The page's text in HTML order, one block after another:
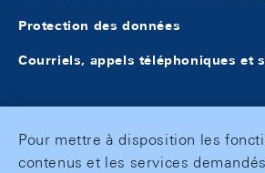
Protection des données
Courriels, appels téléphoniques et
Pour mettre à disposition les
contenus et les services